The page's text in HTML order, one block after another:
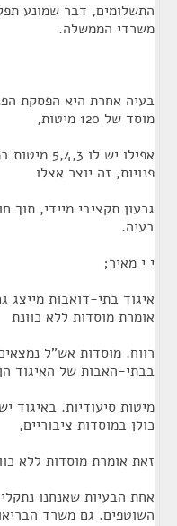
התשלומים, דבר שמונע
משרדי הממשלה.
בעיה אחרת היא הפסקת
מוסד של 120 מיטות,
פנויות, זה יוצר אצלו
גרעון תקציבי מיידי, תוך
בעיה.
י י מאיר;
איגוד בתי-דואבות מייצג
אומרת מוסדות ללא כוונת
בבתי-האבות של האיגוד
כולן במוסדות ציבוריים,
זאת אומרת מוסדות ללא
אחת הבעיות שאנחנו
השוטפים. גם משרד